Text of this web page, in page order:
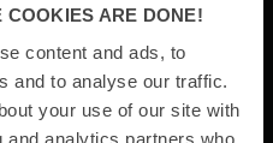
ARE DONE!
content and ads, to
and to analyse our traffic.
your use of our site with
analytics partners who